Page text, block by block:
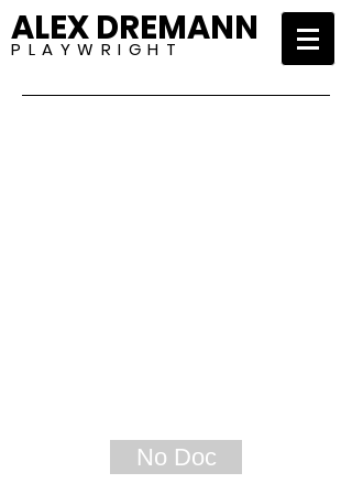
ALEX DREMANN
P L A Y W R I G H T
No Doc